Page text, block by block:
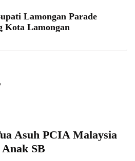
Lamongan Parade
Kota Lamongan
Asuh PCIA Malaysia
SB